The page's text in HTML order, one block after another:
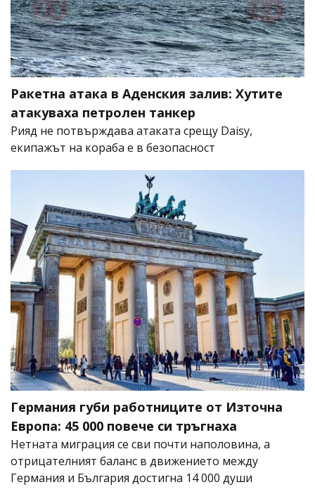
Ракетна атака в Аденския залив: Хутите
атакуваха петролен танкер
Рияд не потвърждава атаката срещу Daisy,
екипажът на кораба е в безопасност
Германия губи работниците от Източна
Европа: 45 000 повече си тръгнаха
Нетната миграция се сви почти наполовина, а
отрицателният баланс в движението между
Германия и България достигна 14 000 души